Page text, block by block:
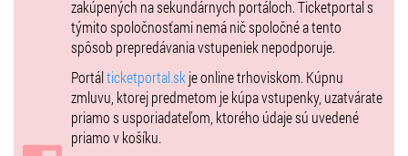
divadelné rozprávky, detské mestečko, sokoliarov, divadelné
predstavenia, zábavné hry a pouličné atrakcie. Chýbať nebude
historický parný vlak a jazda historickými veteránmi. Súčasťou
ponuky kultúrnych podujatí bude aj prehliadka expozícií na
Kežmarskom hrade a podujatie Krvavé dejiny, o ktoré je každoročne
veľký záujem.
zakúpených na sekundárnych portáloch. Ticketportal s
týmito spoločnosťami nemá nič spoločné a tento
spôsob prepredávania vstupeniek nepodporuje.
Portálticketportal.sk je online trhoviskom. Kúpnu
zmluvu, ktorej predmetom je kúpa vstupenky, uzatvárate
priamo s usporiadateľom, ktorého údaje sú uvedené
priamo v košíku.